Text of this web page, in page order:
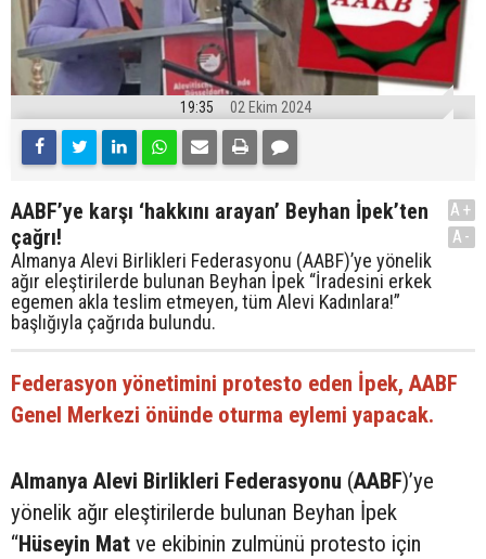
19:35 02 Ekim 2024
AABF’ye karşı ‘hakkını arayan’ Beyhan İpek’ten
çağrı!
Almanya Alevi Birlikleri Federasyonu (AABF)’ye yönelik
ağır eleştirilerde bulunan Beyhan İpek “İradesini erkek
egemen akla teslim etmeyen, tüm Alevi Kadınlara!”
başlığıyla çağrıda bulundu.
A+
A-
Federasyon yönetimini protesto eden İpek, AABF
Genel Merkezi önünde oturma eylemi yapacak.
Almanya Alevi Birlikleri Federasyonu (AABF)’ye
yönelik ağır eleştirilerde bulunan Beyhan İpek
“Hüseyin Mat ve ekibinin zulmünü protesto için